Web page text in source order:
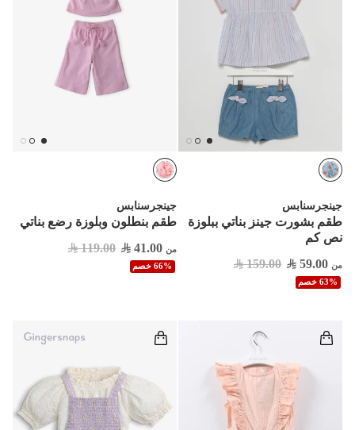
جينجرسنابس
طقم بشورت جينز بناتي ببلوزة
نص كم
من 59.00
159.00
63% خصم
جينجرسنابس
طقم بنطلون وبلوزة رضع بناتي
من 41.00
119.00
66% خصم